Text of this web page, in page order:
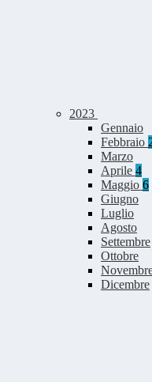
2023
Gennaio
Febbraio
Marzo
Aprile 4
Maggio 6
Giugno
Luglio
Agosto
Settembre
Ottobre
Dicembre